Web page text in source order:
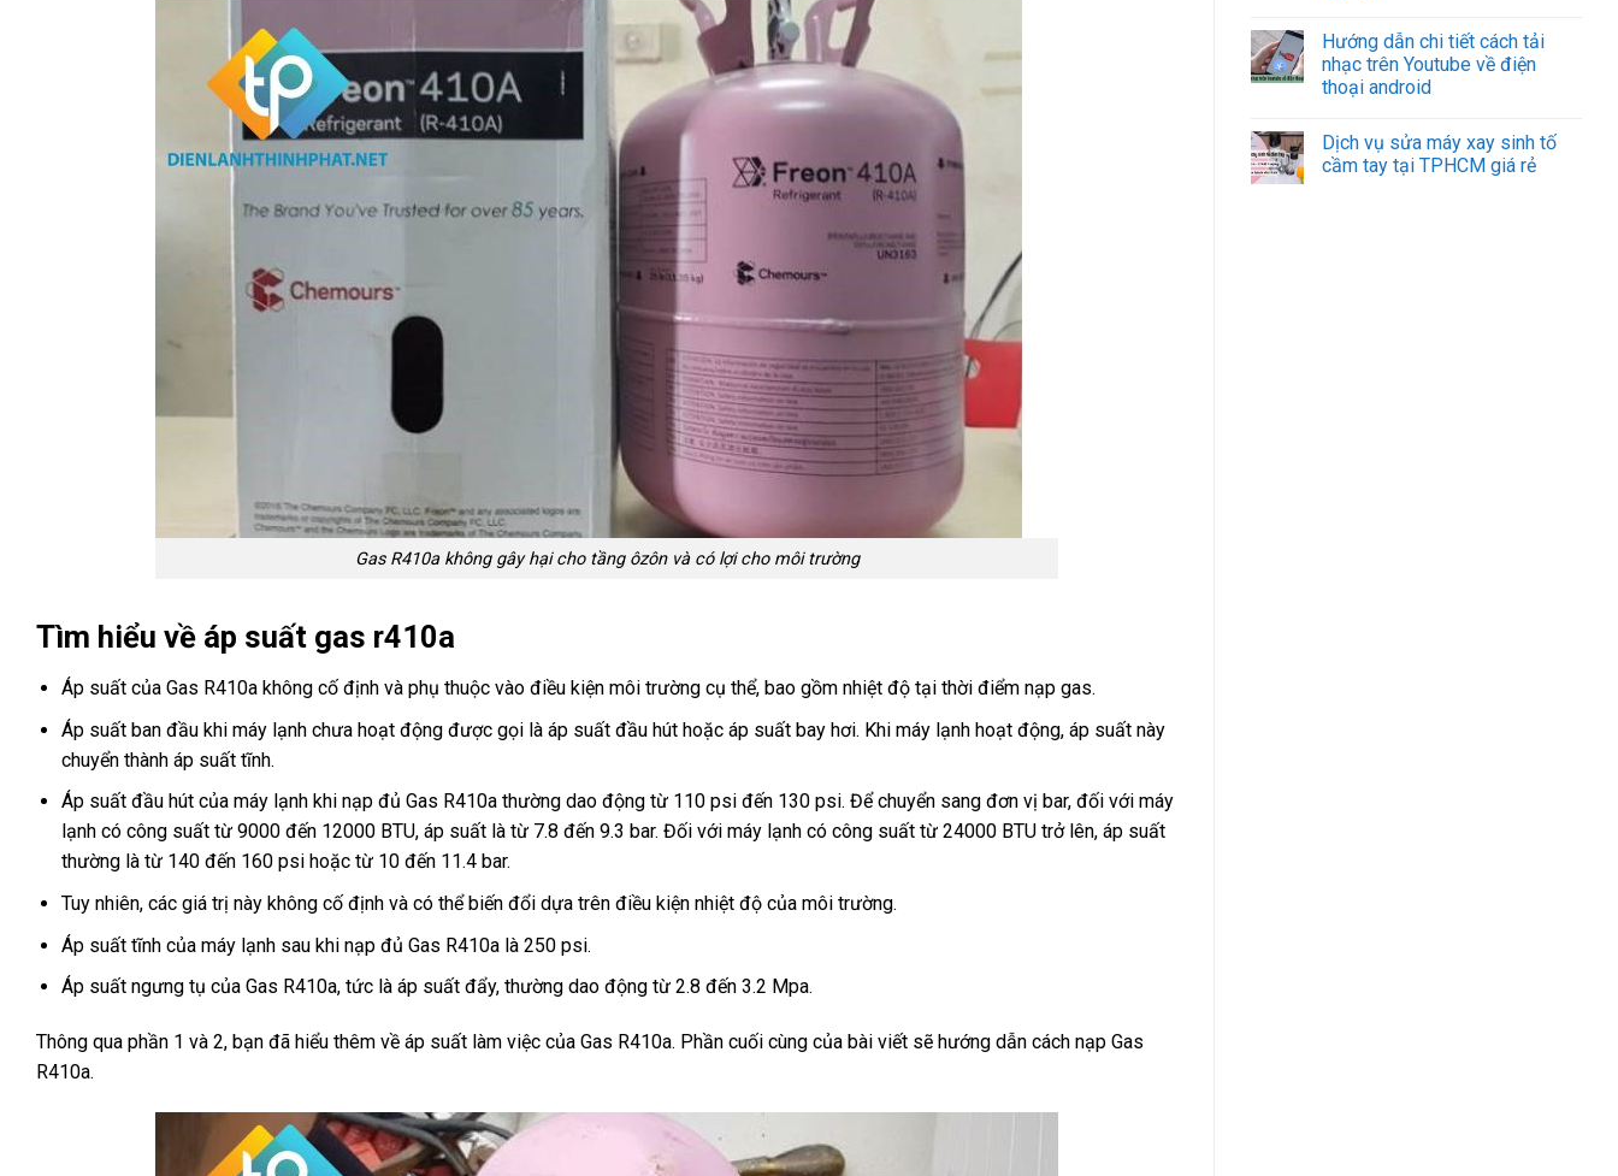
Gas R410a không gây hại cho tầng ôzôn và có lợi cho môi trường
Tìm hiểu về áp suất gas r410a
Áp suất của Gas R410a không cố định và phụ thuộc vào điều kiện môi trường cụ thể, bao gồm nhiệt độ tại thời điểm nạp gas.
Áp suất ban đầu khi máy lạnh chưa hoạt động được gọi là áp suất đầu hút hoặc áp suất bay hơi. Khi máy lạnh hoạt động, áp suất này
chuyển thành áp suất tĩnh.
Áp suất đầu hút của máy lạnh khi nạp đủ Gas R410a thường dao động từ 110 psi đến 130 psi. Để chuyển sang đơn vị bar, đối với máy
lạnh có công suất từ 9000 đến 12000 BTU, áp suất là từ 7.8 đến 9.3 bar. Đối với máy lạnh có công suất từ 24000 BTU trở lên, áp suất
thường là từ 140 đến 160 psi hoặc từ 10 đến 11.4 bar.
Tuy nhiên, các giá trị này không cố định và có thể biến đổi dựa trên điều kiện nhiệt độ của môi trường.
Áp suất tĩnh của máy lạnh sau khi nạp đủ Gas R410a là 250 psi.
Áp suất ngưng tụ của Gas R410a, tức là áp suất đẩy, thường dao động từ 2.8 đến 3.2 Mpa.
Thông qua phần 1 và 2, bạn đã hiểu thêm về áp suất làm việc của Gas R410a. Phần cuối cùng của bài viết sẽ hướng dẫn cách nạp Gas
R410a.
Hướng dẫn chi tiết cách tải
nhạc trên Youtube về điện
thoại android
Dịch vụ sửa máy xay sinh tố
cầm tay tại TPHCM giá rẻ